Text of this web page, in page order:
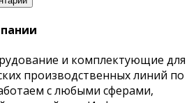
и комплектующие для
производственных линий по
с любыми сферами,